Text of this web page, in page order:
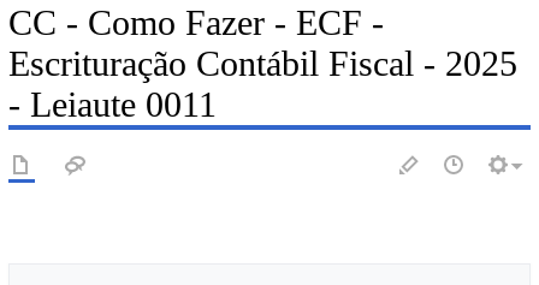
CC - Como Fazer - ECF -
Escrituração Contábil Fiscal - 2025
- Leiaute 0011